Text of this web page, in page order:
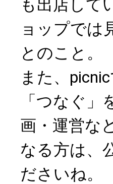
も出店して
ョップでは
とのこと。
また、
「つなぐ
画・運営な
なる方は、
ださいね。